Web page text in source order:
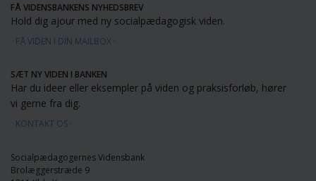
FÅ VIDENSBANKENS NYHEDSBREV
Hold dig ajour med ny socialpædagogisk viden.
FÅ VIDEN I DIN MAILBOX
SÆT NY VIDEN I BANKEN
Har du ideer eller eksempler på viden og praksisforløb, hører
vi gerne fra dig.
KONTAKT OS
Socialpædagogernes Vidensbank
Brolæggerstræde 9